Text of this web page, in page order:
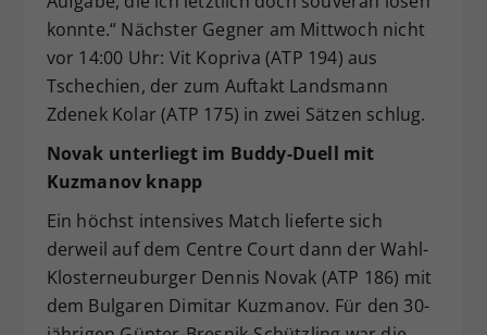
konnte.“ Nächster Gegner am Mittwoch nicht
vor 14:00 Uhr: Vit Kopriva (ATP 194) aus
Tschechien, der zum Auftakt Landsmann
Zdenek Kolar (ATP 175) in zwei Sätzen schlug.
Novak unterliegt im Buddy-Duell mit
Kuzmanov knapp
Ein höchst intensives Match lieferte sich
derweil auf dem Centre Court dann der Wahl-
Klosterneuburger Dennis Novak (ATP 186) mit
dem Bulgaren Dimitar Kuzmanov. Für den 30-